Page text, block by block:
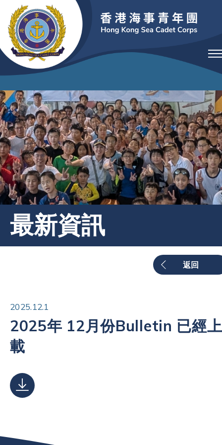
最新資訊
返回
2025.12.1
2025年 12月份Bulletin 已經上
載